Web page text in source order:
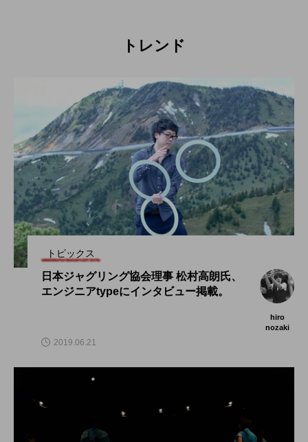
トレンド
トピックス
日本ジャグリング協会理事 松村高朗氏、
エンジニアtypeにインタビュー掲載。
hiro
nozaki
2019.06.21